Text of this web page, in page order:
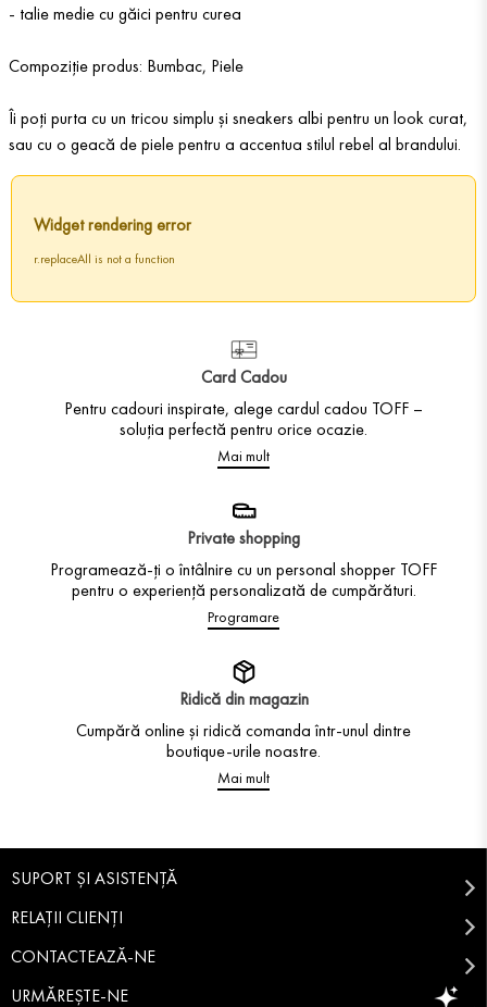
- talie medie cu găici pentru curea
Compoziție produs: Bumbac, Piele
Îi poți purta cu un tricou simplu și sneakers albi pentru un look curat,
sau cu o geacă de piele pentru a accentua stilul rebel al brandului.
Widget rendering error
r.replaceAll is not a function
Card Cadou
Pentru cadouri inspirate, alege cardul cadou TOFF –
soluția perfectă pentru orice ocazie.
Mai mult
Private shopping
Programează-ți o întâlnire cu un personal shopper TOFF
pentru o experiență personalizată de cumpărături.
Programare
Ridică din magazin
Cumpără online și ridică comanda într-unul dintre
boutique-urile noastre.
Mai mult
SUPORT ȘI ASISTENȚĂ
RELAȚII CLIENȚI
CONTACTEAZĂ-NE
URMĂREȘTE-NE